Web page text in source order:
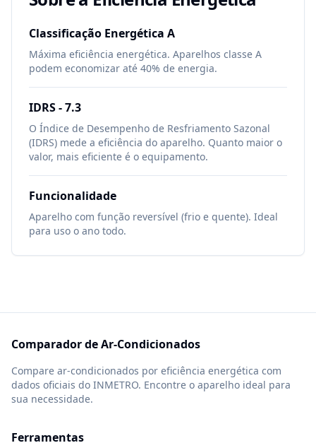
Classificação Energética A
Máxima eficiência energética. Aparelhos classe A
podem economizar até 40% de energia.
IDRS -7.3
O Índice de Desempenho de Resfriamento Sazonal
(IDRS) mede a eficiência do aparelho. Quanto maior o
valor, mais eficiente é o equipamento.
Funcionalidade
Aparelho com função reversível (frio e quente). Ideal
para uso o ano todo.
Comparador de Ar-Condicionados
Compare ar-condicionados por eficiência energética com
dados oficiais do INMETRO. Encontre o aparelho ideal para
sua necessidade.
Ferramentas